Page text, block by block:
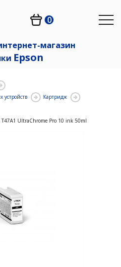
0
магазин
Epson
Картридж
T47A1 UltraChrome Pro 10 ink 50ml